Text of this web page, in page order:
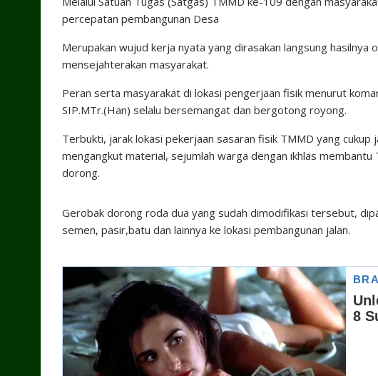
percepatan pembangunan Desa
Merupakan wujud kerja nyata yang dirasakan langsung hasilnya
mensejahterakan masyarakat.
Peran serta masyarakat di lokasi pengerjaan fisik menurut
SIP.MTr.(Han) selalu bersemangat dan bergotong royong.
Terbukti, jarak lokasi pekerjaan sasaran fisik TMMD yang
mengangkut material, sejumlah warga dengan ikhlas
dorong.
Gerobak dorong roda dua yang sudah dimodifikasi tersebut,
semen, pasir,batu dan lainnya ke lokasi pembangunan jalan.